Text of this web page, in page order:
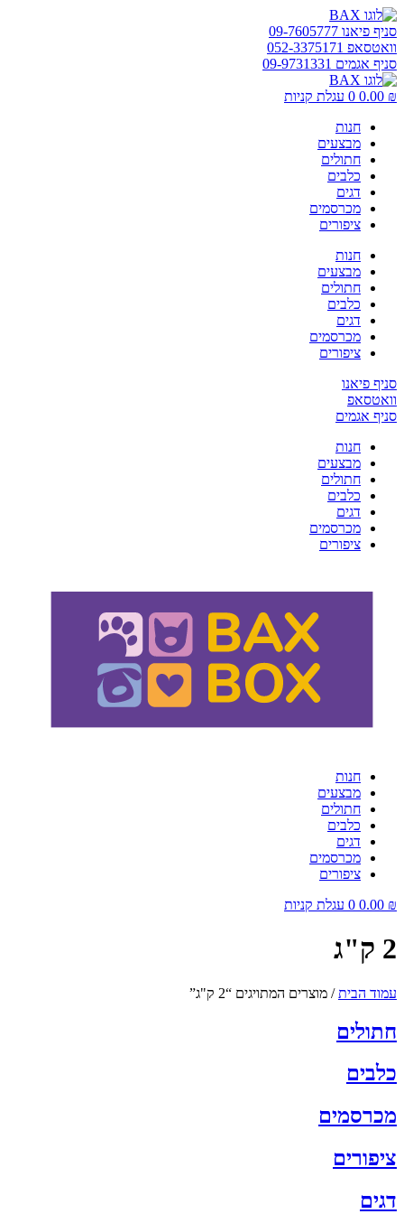
דלג
לתוכן
סניף פיאנו 09-7605777
וואטסאפ 052-3375171
סניף אגמים 09-9731331
0.00 ₪
0 עגלת קניות
חנות
מבצעים
חתולים
כלבים
דגים
מכרסמים
ציפורים
חנות
מבצעים
חתולים
כלבים
דגים
מכרסמים
ציפורים
סניף פיאנו
וואטסאפ
סניף אגמים
חנות
מבצעים
חתולים
כלבים
דגים
מכרסמים
ציפורים
חנות
מבצעים
חתולים
כלבים
דגים
מכרסמים
ציפורים
0.00 ₪
0 עגלת קניות
2 ק"ג
עמוד הבית/ מוצרים המתויגים “2 ק"ג”
חתולים
כלבים
מכרסמים
ציפורים
דגים